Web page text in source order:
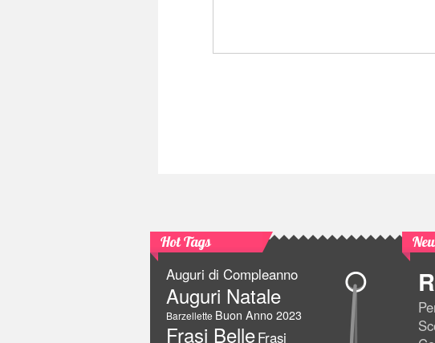
Hot Tags
Auguri di Compleanno
Auguri Natale
Barzellette Buon Anno 2023
Frasi BelleFrasi